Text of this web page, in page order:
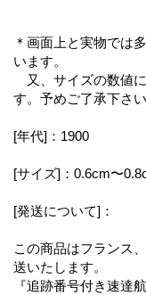
＊画面上と実物では
います。
又、サイズの数値
す。予めご了承下さい
[年代]：1900
[サイズ]：0.6cm〜
[発送について]：
この商品はフランス
送いたします。
『追跡番号付き速達